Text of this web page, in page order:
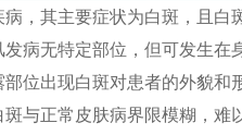
其主要症状为白斑，且白
病无特定部位，但可发生
位出现白斑对患者的外貌和
正常皮肤病界限模糊，难